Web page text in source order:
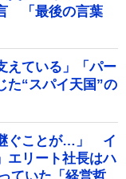
「最後の言葉
えている」「パー
た“スパイ天国”の
継ぐことが…」 イ
エリート社長はハ